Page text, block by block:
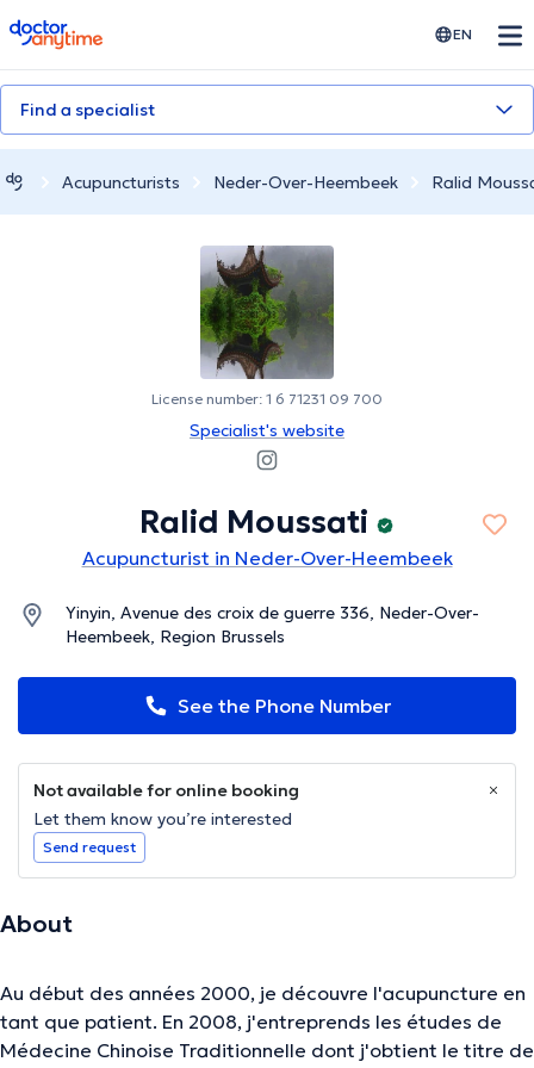
doctoranytime EN
Find a specialist
Acupuncturists Neder-Over-Heembeek Ralid
License number: 1 6 71231 09 700
Specialist's website
Ralid Moussati
Acupuncturist in Neder-Over-Heembeek
Yinyin, Avenue des croix de guerre 336, Neder-Over-
Heembeek, Region Brussels
See the Phone Number
Not available for online booking
Let them know you’re interested
Send request
About
Au début des années 2000, je découvre l'acupuncture en
tant que patient. En 2008, j'entreprends les études de
Médecine Chinoise Traditionnelle dont j'obtient le titre de